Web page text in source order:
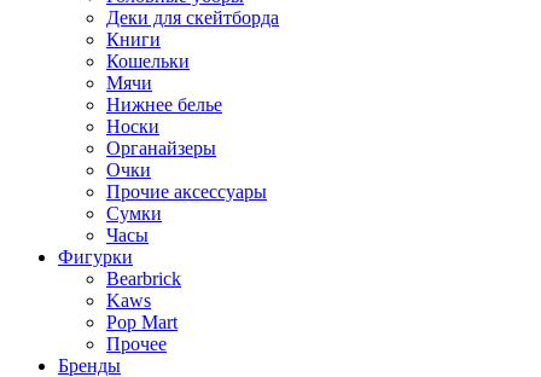
Деки для скейтборда
Книги
Кошельки
Мячи
Нижнее белье
Носки
Органайзеры
Очки
Прочие аксессуары
Сумки
Часы
Фигурки
Bearbrick
Kaws
Pop Mart
Прочее
Бренды